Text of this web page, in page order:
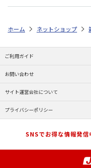
ホーム ネットショップ
ご利用ガイド
お問い合わせ
サイト運営会社について
プライバシーポリシー
SNSでお得な情報発信